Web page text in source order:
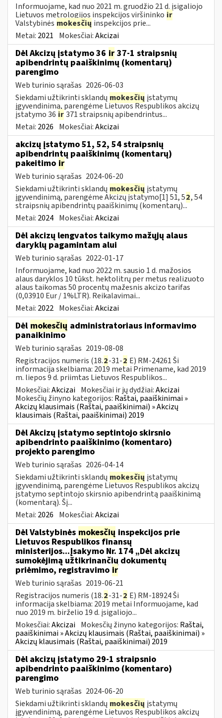
Informuojame, kad nuo 2021 m. gruodžio 21 d. įsigaliojo
Lietuvos metrologijos inspekcijos viršininko ir
Valstybinės mokesčių inspekcijos prie...
Metai: 2021 Mokesčiai:Akcizai
Dėl Akcizų įstatymo 36 ir 37-1 straipsnių
apibendrintų paaiškinimų (komentarų)
parengimo
Web turinio sąrašas 2026-06-03
Siekdami užtikrinti sklandų mokesčių įstatymų
įgyvendinimą, parengėme Lietuvos Respublikos akcizų
įstatymo 36 ir371 straipsnių apibendrintus...
Metai: 2026 Mokesčiai:Akcizai
akcizų įstatymo 51, 52, 54 straipsnių
apibendrintų paaiškinimų (komentarų)
pakeitimo ir
Web turinio sąrašas 2024-06-20
Siekdami užtikrinti sklandų mokesčių įstatymų
įgyvendinimą, parengėme Akcizų įstatymo[1] 51, 52, 54
straipsnių apibendrintų paaiškinimų (komentarų)...
Metai: 2024 Mokesčiai:Akcizai
Dėl akcizų lengvatos taikymo mažųjų alaus
daryklų pagamintam alui
Web turinio sąrašas 2022-01-17
Informuojame, kad nuo 2022 m. sausio 1 d. mažosios
alaus daryklos 10 tūkst. hektolitrų per metus realizuoto
alaus taikomas 50 procentų mažesnis akcizo tarifas
(0,03910 Eur / 1%LTR). Reikalavimai...
Metai: 2022 Mokesčiai:Akcizai
Dėl mokesčių administratoriaus informavimo
panaikinimo
Web turinio sąrašas 2019-08-08
Registracijos numeris (18.2-31-2 E) RM-24261 Ši
informacija skelbiama: 2019 metai Primename, kad 2019
m. liepos 9 d. priimtas Lietuvos Respublikos...
Mokesčiai:Akcizai Mokesčiai ir jų dydžiai:Akcizai
Mokesčių žinyno kategorijos: Raštai, paaiškinimai »
Akcizų klausimais (Raštai, paaiškinimai) » Akcizų
klausimais (Raštai, paaiškinimai) 2019
Dėl Akcizų įstatymo septintojo skirsnio
apibendrinto paaiškinimo (komentaro)
projekto parengimo
Web turinio sąrašas 2026-04-14
Siekdami užtikrinti sklandų mokesčių įstatymų
įgyvendinimą, parengėme Lietuvos Respublikos akcizų
įstatymo septintojo skirsnio apibendrintą paaiškinimą
(komentarą). Šį...
Metai: 2026 Mokesčiai:Akcizai
Dėl Valstybinės mokesčių inspekcijos prie
Lietuvos Respublikos finansų
ministerijos...Įsakymo Nr. 174 „Dėl akcizų
sumokėjimą užtikrinančių dokumentų
priėmimo, registravimo ir
Web turinio sąrašas 2019-06-21
Registracijos numeris (18.2-31-2 E) RM-18924 Ši
informacija skelbiama: 2019 metai Informuojame, kad
nuo 2019 m. birželio 19 d. įsigaliojo...
Mokesčiai:Akcizai Mokesčių žinyno kategorijos: Raštai,
paaiškinimai » Akcizų klausimais (Raštai, paaiškinimai) »
Akcizų klausimais (Raštai, paaiškinimai) 2019
Dėl akcizų įstatymo 29-1 straipsnio
apibendrinto paaiškinimo (komentaro)
parengimo
Web turinio sąrašas 2024-06-20
Siekdami užtikrinti sklandų mokesčių įstatymų
įgyvendinimą, parengėme Lietuvos Respublikos akcizų